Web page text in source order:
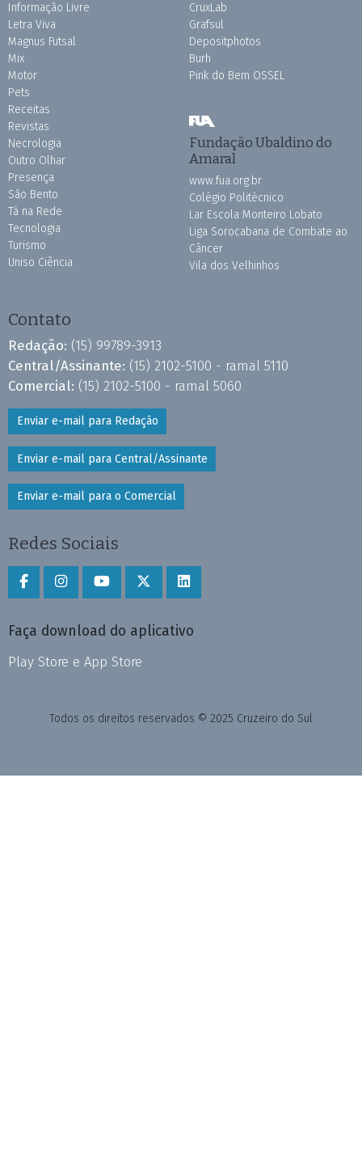
Informação Livre
Letra Viva
Magnus Futsal
Mix
Motor
Pets
Receitas
Revistas
Necrologia
Outro Olhar
Presença
São Bento
Tá na Rede
Tecnologia
Turismo
Uniso Ciência
CruxLab
Grafsul
Depositphotos
Burh
Pink do Bem OSSEL
Fundação Ubaldino do
Amaral
www.fua.org.br
Colégio Politécnico
Lar Escola Monteiro Lobato
Liga Sorocabana de Combate ao
Câncer
Vila dos Velhinhos
Contato
Redação: (15) 99789-3913
Central/Assinante: (15) 2102-5100 - ramal 5110
Comercial: (15) 2102-5100 - ramal 5060
Enviar e-mail para Redação
Enviar e-mail para Central/Assinante
Enviar e-mail para o Comercial
Redes Sociais
Faça download do aplicativo
Play Store e App Store
Todos os direitos reservados © 2025 Cruzeiro do Sul